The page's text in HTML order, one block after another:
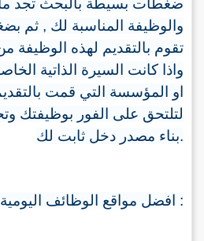
ضغطات بسيطة بالبحث تجد ما
والوظيفة المناسبة لك , ثم
تقوم بالتقديم لهذه الوظيفة
واذا كانت السيرة الذاتية
او المؤسسة التي قمت
لتلتحق على الفور بوظيفتك
بناء مصدر دخل ثابت لك.
: